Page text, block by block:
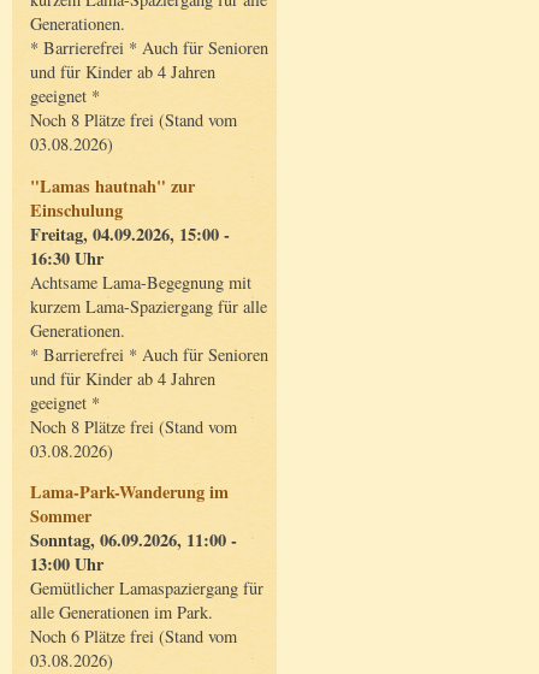
Generationen.
* Barrierefrei * Auch für Senioren
und für Kinder ab 4 Jahren
geeignet *
Noch 8 Plätze frei (Stand vom
03.08.2026)
"Lamas hautnah" zur
Einschulung
Freitag, 04.09.2026, 15:00 -
16:30 Uhr
Achtsame Lama-Begegnung mit
kurzem Lama-Spaziergang für alle
Generationen.
* Barrierefrei * Auch für Senioren
und für Kinder ab 4 Jahren
geeignet *
Noch 8 Plätze frei (Stand vom
03.08.2026)
Lama-Park-Wanderung im
Sommer
Sonntag, 06.09.2026, 11:00 -
13:00 Uhr
Gemütlicher Lamaspaziergang für
alle Generationen im Park.
Noch 6 Plätze frei (Stand vom
03.08.2026)